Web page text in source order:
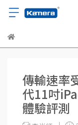
傳輸速率
代11吋
體驗評測